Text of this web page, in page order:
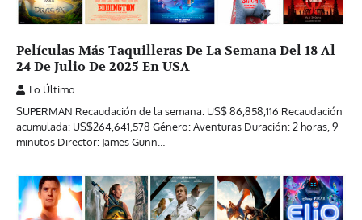
Películas Más Taquilleras De La Semana Del 18 Al
24 De Julio De 2025 En USA
Lo Último
SUPERMAN Recaudación de la semana: US$ 86,858,116 Recaudación
acumulada: US$264,641,578 Género: Aventuras Duración: 2 horas, 9
minutos Director: James Gunn…